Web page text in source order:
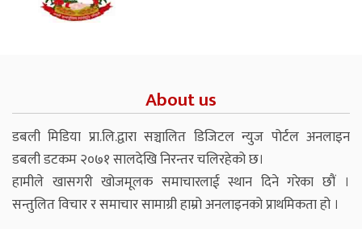
About us
डबली मिडिया प्रा.लि.द्वारा सञ्चालित डिजिटल न्युज पोर्टल अनलाइन
डबली डटकम २०७१ सालदेखि निरन्तर चलिरहेको छ।
हामीले खासगरी खोजमूलक समाचारलाई स्थान दिने गरेका छौं ।
सन्तुलित विचार र समाचार सामाग्री हाम्रो अनलाइनको प्राथमिकता हो ।